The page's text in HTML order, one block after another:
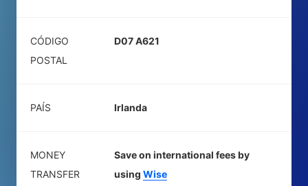
CÓDIGO
POSTAL
D07 A621
PAÍS Irlanda
MONEY
TRANSFER
Save on international fees by
using Wise